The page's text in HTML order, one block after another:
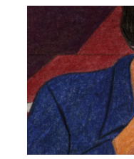
vignette